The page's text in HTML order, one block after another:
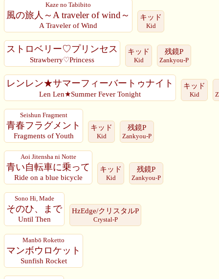
Kaze no Tabibito
風の旅人～A traveler of wind～
A Traveler of Wind
キッド
Kid
ストロベリー♡プリンセス
Strawberry♡Princess
キッド
Kid
残鏡P
Zankyou-P
レンレン★サマーフィーバートゥナイト
Len Len★Summer Fever Tonight
キッド
Kid
Seishun Fragment
青春フラグメント
Fragments of Youth
キッド
Kid
残鏡P
Zankyou-P
Aoi Jitensha ni Notte
青い自転車に乗って
Ride on a blue bicycle
キッド
Kid
残鏡P
Zankyou-P
Sono Hi, Made
そのひ、まで
Until Then
HzEdge/クリスタルP
Crystal-P
Manbō Roketto
マンボウロケット
Sunfish Rocket